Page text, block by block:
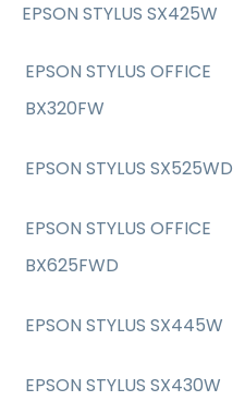
EPSON STYLUS SX425W
EPSON STYLUS OFFICE
BX320FW
EPSON STYLUS SX525WD
EPSON STYLUS OFFICE
BX625FWD
EPSON STYLUS SX445W
EPSON STYLUS SX430W